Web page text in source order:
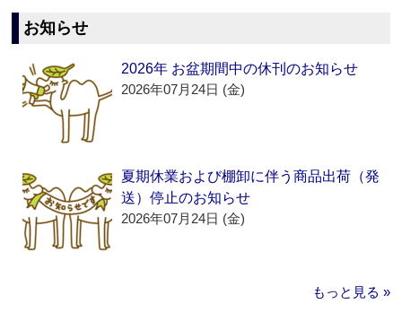
お知らせ
2026年 お盆期間中の休刊のお知らせ
2026年07月24日 (金)
夏期休業および棚卸に伴う商品出荷（発
送）停止のお知らせ
2026年07月24日 (金)
もっと見る »